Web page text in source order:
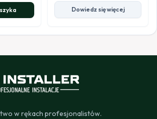
Dowiedz się więcej
w rękach profesjonalistów.